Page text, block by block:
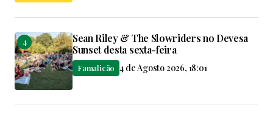
Sean Riley & The Slowriders no Devesa
Sunset desta sexta-feira
Famalicão 4 de Agosto 2026, 18:01